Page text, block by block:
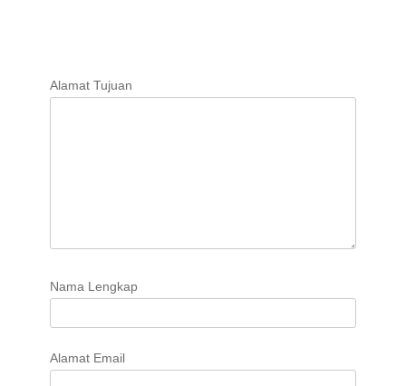
Alamat Tujuan
Nama Lengkap
Alamat Email